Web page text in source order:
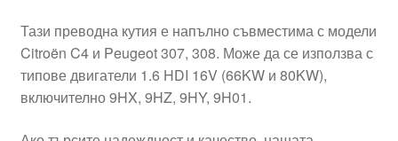
Тази преводна кутия е напълно съвместима с модели
Citroën C4 и Peugeot 307, 308. Може да се използва с
типове двигатели 1.6 HDI 16V (66KW и 80KW),
включително 9HX, 9HZ, 9HY, 9H01.